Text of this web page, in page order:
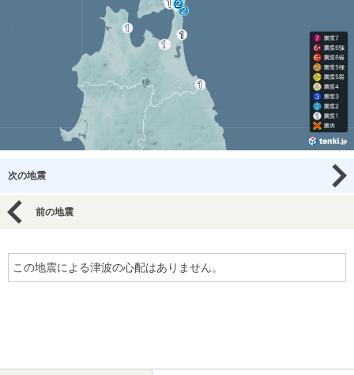
次の地震
前の地震
この地震による津波の心配はありません。